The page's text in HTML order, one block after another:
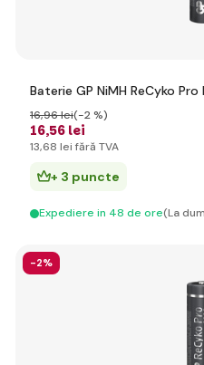
Baterie GP NiMH ReCyko
16,56 lei
16,96 lei(-2 %)
13,68 lei fără TVA
+ 3 puncte
Expediere in 48 de ore(La
-2%